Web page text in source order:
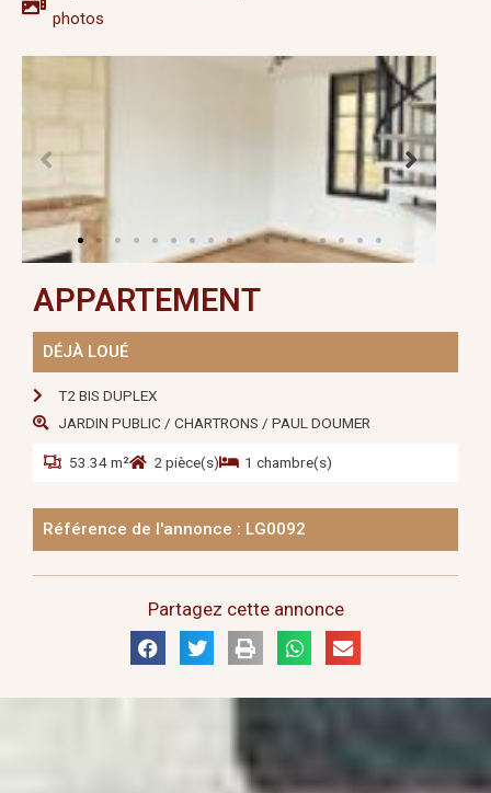
photos
APPARTEMENT
DÉJÀ LOUÉ
T2 BIS DUPLEX
JARDIN PUBLIC / CHARTRONS / PAUL DOUMER
53.34 m² 2 pièce(s) 1 chambre(s)
Référence de l'annonce : LG0092
Partagez cette annonce